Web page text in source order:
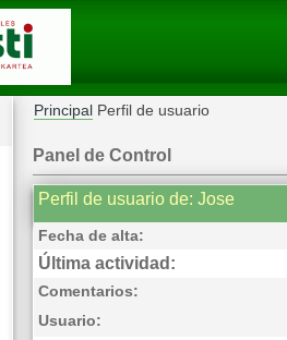
Principal Perfil de usuario
Panel de Control
Perfil de usuario de: Jose
Fecha de alta:
Última actividad:
Comentarios:
Usuario: